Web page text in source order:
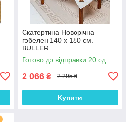
Скатертина Новорічна
гобелен 140 х 180 см.
BULLER
Готово до відправки 20 од.
2 066 ₴ 2 295 ₴
Купити